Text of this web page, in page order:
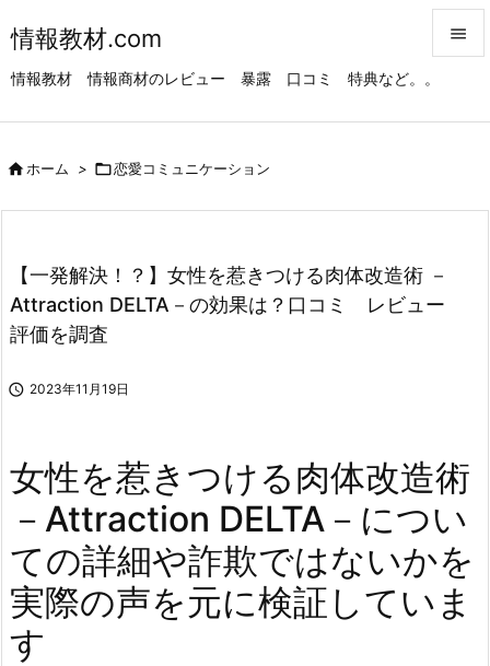
情報教材.com
情報教材 情報商材のレビュー 暴露 口コミ 特典など。。

前へ
ホーム > 恋愛コミュニケーション
【一発解決！？】女性を惹きつける肉体改造術 －
Attraction DELTA－の効果は？口コミ レビュー
評価を調査
 2023年11月19日
女性を惹きつける肉体改造術
－Attraction DELTA－につい
ての詳細や詐欺ではないかを
実際の声を元に検証していま
す